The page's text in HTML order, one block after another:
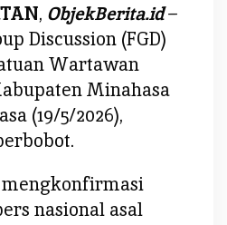
n
H
o
a
k
I
, ObjekBerita.id–
Discussion (FGD)
Wartawan
Minahasa
(19/5/2026),
nasional asal